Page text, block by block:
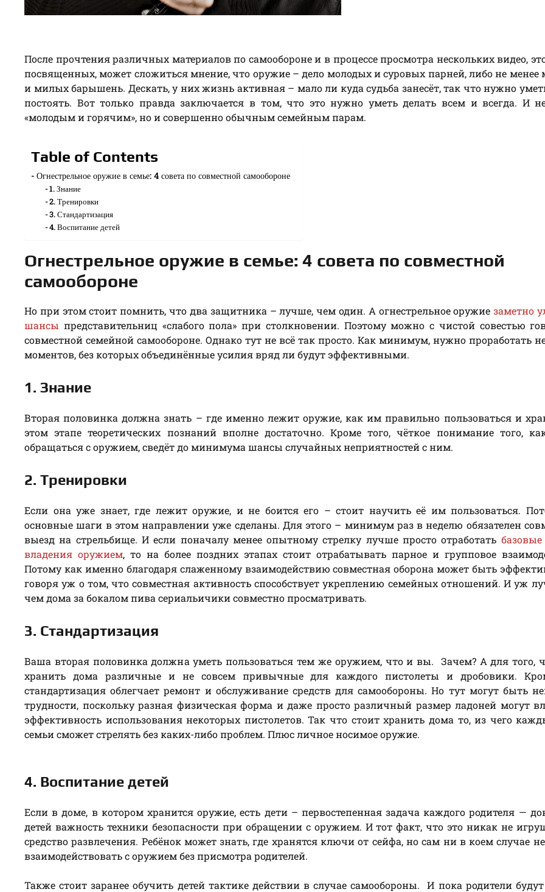
После прочтения различных материалов по самообороне и в процессе просмотра нескольких видео,
посвященных, может сложиться мнение, что оружие – дело молодых и суровых парней, либо не менее
и милых барышень. Дескать, у них жизнь активная – мало ли куда судьба занесёт, так что нужно
постоять. Вот только правда заключается в том, что это нужно уметь делать всем и всегда. И
«молодым и горячим», но и совершенно обычным семейным парам.
Table of Contents
Огнестрельное оружие в семье: 4 совета по совместной самообороне
1. Знание
2. Тренировки
3. Стандартизация
4. Воспитание детей
Огнестрельное оружие в семье: 4 совета по совместной
самообороне
Но при этом стоит помнить, что два защитника – лучше, чем один. А огнестрельное оружиезаметно
шансы представительниц «слабого пола» при столкновении. Поэтому можно с чистой совестью
совместной семейной самообороне. Однако тут не всё так просто. Как минимум, нужно проработать
моментов, без которых объединённые усилия вряд ли будут эффективными.
1. Знание
Вторая половинка должна знать – где именно лежит оружие, как им правильно пользоваться и
этом этапе теоретических познаний вполне достаточно. Кроме того, чёткое понимание того,
обращаться с оружием, сведёт до минимума шансы случайных неприятностей с ним.
2. Тренировки
Если она уже знает, где лежит оружие, и не боится его – стоит научить её им пользоваться.
основные шаги в этом направлении уже сделаны. Для этого – минимум раз в неделю обязателен
выезд на стрельбище. И если поначалу менее опытному стрелку лучше просто отработать
владения оружием, то на более поздних этапах стоит отрабатывать парное и групповое
Потому как именно благодаря слаженному взаимодействию совместная оборона может быть
говоря уж о том, что совместная активность способствует укреплению семейных отношений. И уж
чем дома за бокалом пива сериальичики совместно просматривать.
3. Стандартизация
Ваша вторая половинка должна уметь пользоваться тем же оружием, что и вы. Зачем? А для того,
хранить дома различные и не совсем привычные для каждого пистолеты и дробовики.
стандартизация облегчает ремонт и обслуживание средств для самообороны. Но тут могут быть
трудности, поскольку разная физическая форма и даже просто различный размер ладоней могут
эффективность использования некоторых пистолетов. Так что стоит хранить дома то, из чего
семьи сможет стрелять без каких-либо проблем. Плюс личное носимое оружие.
4. Воспитание детей
Если в доме, в котором хранится оружие, есть дети – первостепенная задача каждого родителя —
детей важность техники безопасности при обращении с оружием. И тот факт, что это никак не
средство развлечения. Ребёнок может знать, где хранятся ключи от сейфа, но сам ни в коем случае
взаимодействовать с оружием без присмотра родителей.
Также стоит заранее обучить детей тактике действии в случае самообороны. И пока родители